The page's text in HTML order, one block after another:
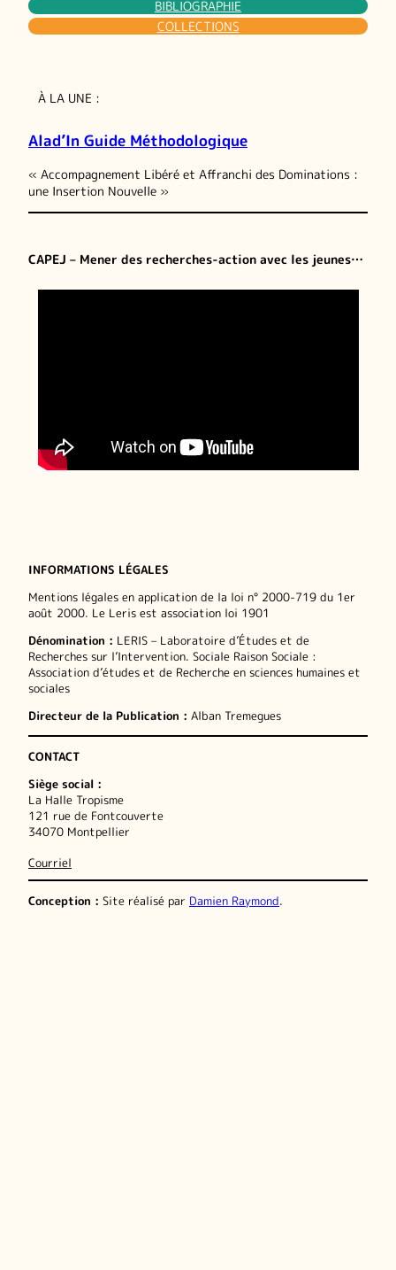
BIBLIOGRAPHIE
COLLECTIONS
À LA UNE :
Alad’In Guide Méthodologique
« Accompagnement Libéré et Affranchi des Dominations :
une Insertion Nouvelle »
CAPEJ – Mener des recherches-action avec les jeunes…
INFORMATIONS LÉGALES
Mentions légales en application de la loi n° 2000-719 du 1er
août 2000. Le Leris est association loi 1901
Dénomination : LERIS – Laboratoire d’Études et de
Recherches sur l’Intervention. Sociale Raison Sociale :
Association d’études et de Recherche en sciences humaines et
sociales
Directeur de la Publication : Alban Tremegues
CONTACT
Siège social :
La Halle Tropisme
121 rue de Fontcouverte
34070 Montpellier
Courriel
Conception : Site réalisé par Damien Raymond.